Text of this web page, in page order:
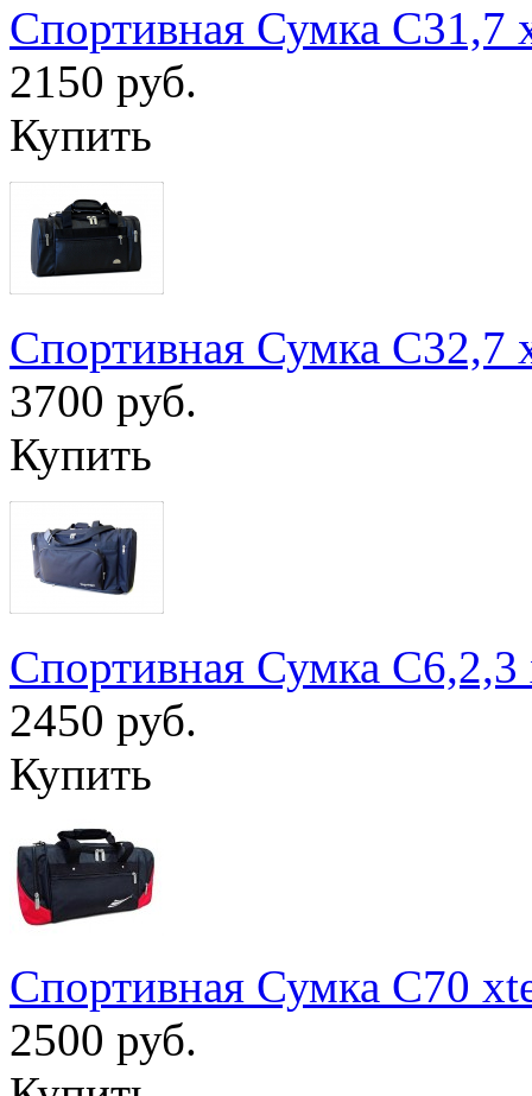
Спортивная Сумка С31,7
2150 руб.
Купить
Спортивная Сумка С32,7
3700 руб.
Купить
Спортивная Сумка С6,2,3
2450 руб.
Купить
Спортивная Сумка С70
2500 руб.